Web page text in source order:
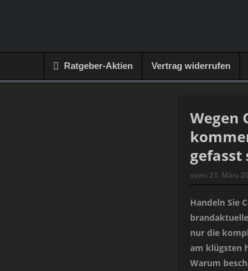
Ratgeber-Aktien Vertrag widerrufen
Wegen
gefasst
vom: 21. März
Handeln Sie
nur die
am klügsten
Warum